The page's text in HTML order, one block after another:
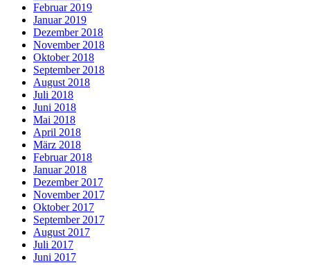
Februar 2019
Januar 2019
Dezember 2018
November 2018
Oktober 2018
September 2018
August 2018
Juli 2018
Juni 2018
Mai 2018
April 2018
März 2018
Februar 2018
Januar 2018
Dezember 2017
November 2017
Oktober 2017
September 2017
August 2017
Juli 2017
Juni 2017